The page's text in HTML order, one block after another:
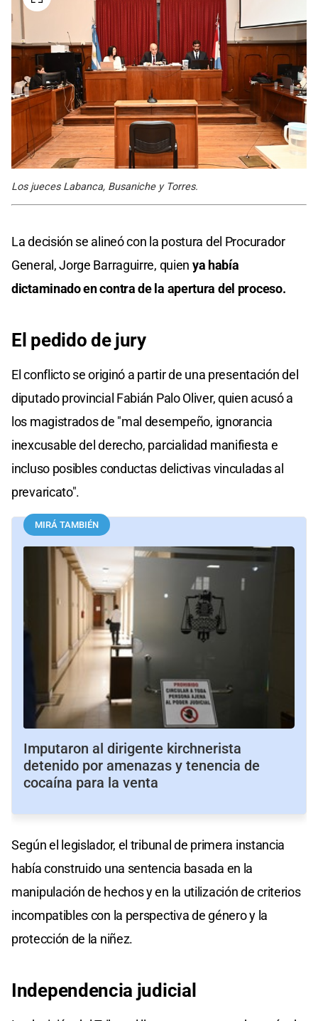
Los jueces Labanca, Busaniche y Torres.
La decisión se alineó con la postura del Procurador
General, Jorge Barraguirre, quien ya había
dictaminado en contra de la apertura del proceso.
El pedido de jury
El conflicto se originó a partir de una presentación del
diputado provincial Fabián Palo Oliver, quien acusó a
los magistrados de "mal desempeño, ignorancia
inexcusable del derecho, parcialidad manifiesta e
incluso posibles conductas delictivas vinculadas al
prevaricato".
MIRÁ TAMBIÉN
Imputaron al dirigente kirchnerista
detenido por amenazas y tenencia de
cocaína para la venta
Según el legislador, el tribunal de primera instancia
había construido una sentencia basada en la
manipulación de hechos y en la utilización de criterios
incompatibles con la perspectiva de género y la
protección de la niñez.
Independencia judicial